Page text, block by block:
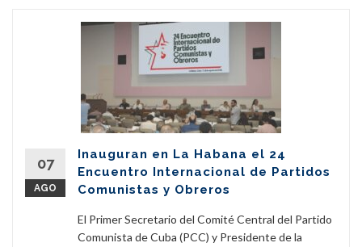
07
AGO
Inauguran en La Habana el 24
Encuentro Internacional de Partidos
Comunistas y Obreros
El Primer Secretario del Comité Central del Partido
Comunista de Cuba (PCC) y Presidente de la